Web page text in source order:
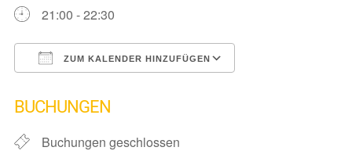
21:00 - 22:30
ZUM KALENDER HINZUFÜGEN
BUCHUNGEN
Buchungen geschlossen